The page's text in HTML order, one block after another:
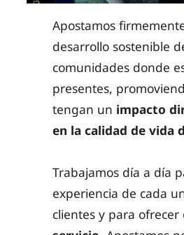
Apostamos
desarrollo sostenible
comunidades donde
presentes,
tengan un impacto
en la calidad de vida
Trabajamos día a día
experiencia de cada
clientes y para ofrecer